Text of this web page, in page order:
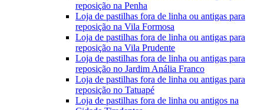
reposição na Penha
Loja de pastilhas fora de linha ou antigas para
reposição na Vila Formosa
Loja de pastilhas fora de linha ou antigas para
reposição na Vila Prudente
Loja de pastilhas fora de linha ou antigas para
reposição no Jardim Anália Franco
Loja de pastilhas fora de linha ou antigas para
reposição no Tatuapé
Loja de pastilhas fora de linha ou antigos na